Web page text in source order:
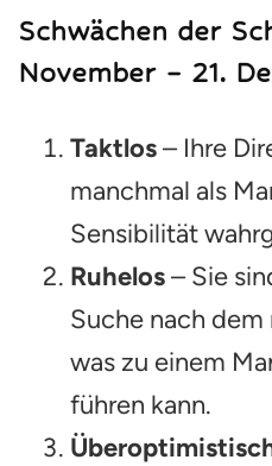
Schwächen der
November – 21.
Taktlos– Ihre
manchmal als
Sensibilität
Ruhelos– Sie
Suche nach
was zu einem
führen kann.